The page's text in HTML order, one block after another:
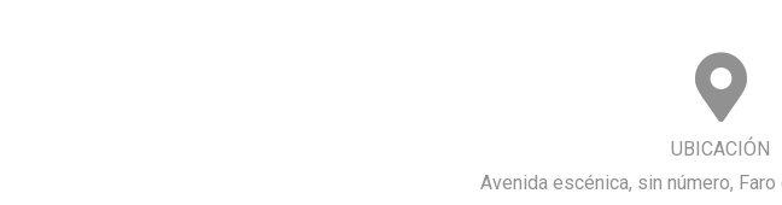
UBICACIÓN
Avenida escénica, sin número, Faro